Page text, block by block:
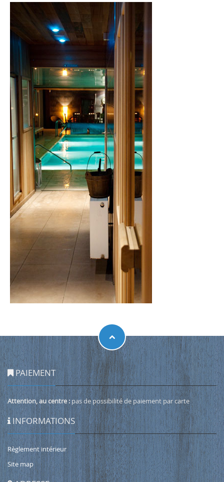
PAIEMENT
Attention, au centre :pas de possibilité de paiement par carte
INFORMATIONS
Règlement intérieur
Site map